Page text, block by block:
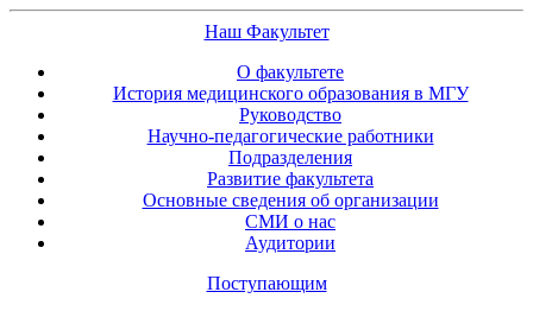
Наш Факультет
О факультете
История медицинского образования в МГУ
Руководство
Научно-педагогические работники
Подразделения
Развитие факультета
Основные сведения об организации
СМИ о нас
Аудитории
Поступающим